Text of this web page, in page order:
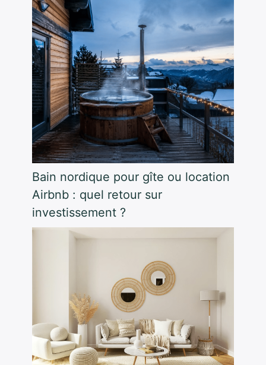
Bain nordique pour gîte ou location
Airbnb : quel retour sur
investissement ?